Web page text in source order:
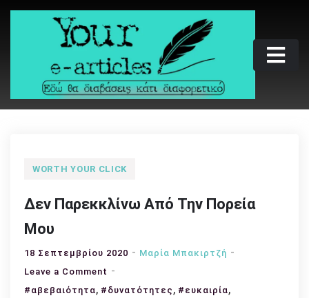
Skip
Your e-articles
Εδώ θα διαβάσεις κάτι διαφορετικό
WORTH YOUR CLICK
Δεν Παρεκκλίνω Από Την Πορεία
Μου
18 Σεπτεμβρίου 2020
Μαρία Μπακιρτζή
Leave a Comment on
Δεν
#αβεβαιότητα, #δυνατότητες , #ευκαιρία,